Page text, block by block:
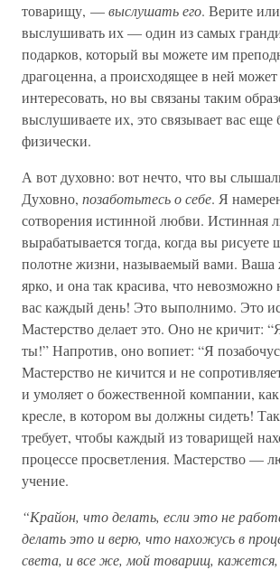
товарищу, —выслушать его. Верите
выслушивать их — один из самых
подарков, который вы можете им
драгоценна, а происходящее в ней может
интересовать, но вы связаны таким
выслушиваете их, это связывает вас
физически.
А вот духовно: вот нечто, что вы
Духовно, позаботьтесь о себе. Я
сотворения истинной любви. Истинная
вырабатывается тогда, когда вы рисуете
полотне жизни, называемый вами. Ваша
ярко, и она так красива, что невозможно
вас каждый день! Это выполнимо. Это
Мастерство делает это. Оно не кричит:
ты!” Напротив, оно вопиет: “Я
Мастерство не кичится и не
и умоляет о божественной компании,
кресле, в котором вы должны сидеть!
требует, чтобы каждый из товарищей
процессе просветления. Мастерство —
учение.
“Крайон, что делать, если это не
делать это и верю, что нахожусь в
света, и все же, мой товарищ, кажется,